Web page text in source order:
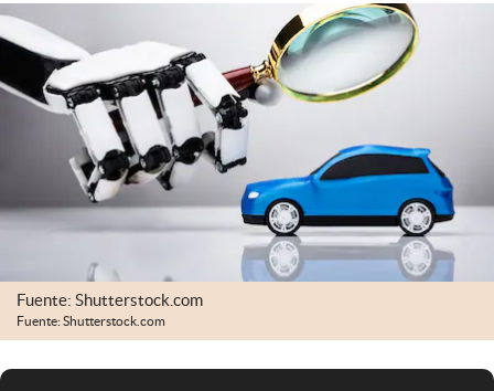
Clase
Clima
Mundial 2026
Eventos Corporativos
El Cronista Studio
abre en nueva pestaña
Argentina
Fuente: Shutterstock.com
Fuente: Shutterstock.com